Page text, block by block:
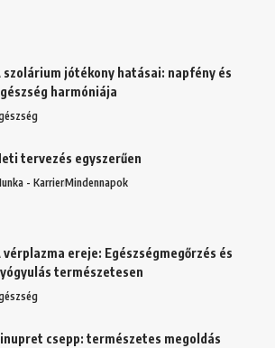
szolárium jótékony hatásai: napfény és
harmóniája
tervezés egyszerűen
- KarrierMindennapok
vérplazma ereje: Egészségmegőrzés és
természetesen
csepp: természetes megoldás